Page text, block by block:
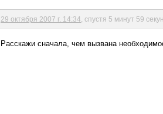
29 октября 2007 г. 14:34 , спустя 5 минут 59
Расскажи сначала, чем вызвана